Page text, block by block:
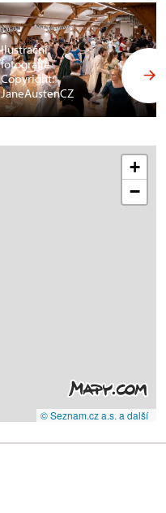
Ilustrační
fotografie
Copyright:
JaneAustenCZ
+
−
© Seznam.cz a.s. a další